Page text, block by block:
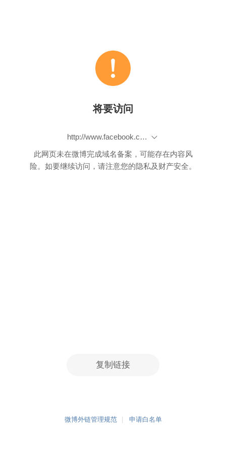
将要访问
http://www.facebook.com/photo.php?fbid=480388585364014&set=a.358219400914267.78117.353354438067430&type=1&theater
此网页未在微博完成域名备案，可能存在内容风
险。如要继续访问，请注意您的隐私及财产安全。
复制链接
微博外链管理规范 申请白名单